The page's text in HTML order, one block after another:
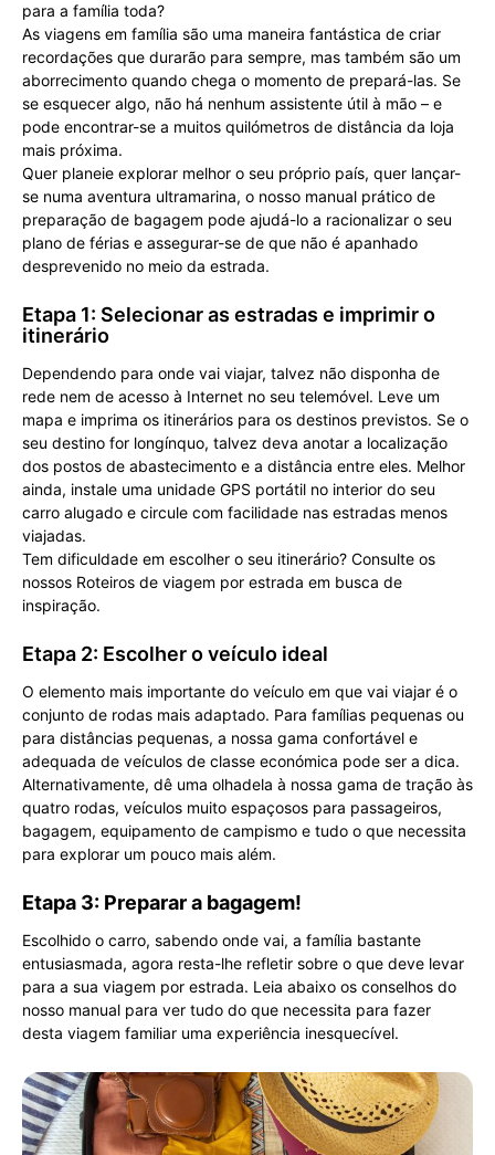
para a família toda?
As viagens em família são uma maneira fantástica de criar
recordações que durarão para sempre, mas também são um
aborrecimento quando chega o momento de prepará-las. Se
se esquecer algo, não há nenhum assistente útil à mão – e
pode encontrar-se a muitos quilómetros de distância da loja
mais próxima.
Quer planeie explorar melhor o seu próprio país, quer lançar-
se numa aventura ultramarina, o nosso manual prático de
preparação de bagagem pode ajudá-lo a racionalizar o seu
plano de férias e assegurar-se de que não é apanhado
desprevenido no meio da estrada.
Etapa 1: Selecionar as estradas e imprimir o
itinerário
Dependendo para onde vai viajar, talvez não disponha de
rede nem de acesso à Internet no seu telemóvel. Leve um
mapa e imprima os itinerários para os destinos previstos. Se o
seu destino for longínquo, talvez deva anotar a localização
dos postos de abastecimento e a distância entre eles. Melhor
ainda, instale uma unidade GPS portátil no interior do seu
carro alugado e circule com facilidade nas estradas menos
viajadas.
Tem dificuldade em escolher o seu itinerário? Consulte os
nossos Roteiros de viagem por estrada em busca de
inspiração.
Etapa 2: Escolher o veículo ideal
O elemento mais importante do veículo em que vai viajar é o
conjunto de rodas mais adaptado. Para famílias pequenas ou
para distâncias pequenas, a nossa gama confortável e
adequada de veículos de classe económica pode ser a dica.
Alternativamente, dê uma olhadela à nossa gama de tração às
quatro rodas, veículos muito espaçosos para passageiros,
bagagem, equipamento de campismo e tudo o que necessita
para explorar um pouco mais além.
Etapa 3: Preparar a bagagem!
Escolhido o carro, sabendo onde vai, a família bastante
entusiasmada, agora resta-lhe refletir sobre o que deve levar
para a sua viagem por estrada. Leia abaixo os conselhos do
nosso manual para ver tudo do que necessita para fazer
desta viagem familiar uma experiência inesquecível.